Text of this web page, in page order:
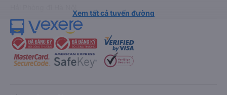
Xem tất cả tuyến đường